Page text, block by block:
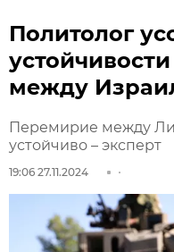
Политолог
между
Перемирие между
устойчиво – эксперт
19:06 27.11.2024